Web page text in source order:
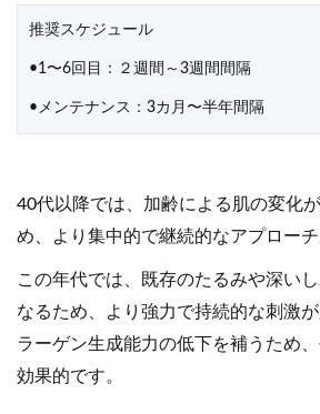
推奨スケジュール
•1〜6回目：２週間～3週間間隔
•メンテナンス：3カ月〜半年間隔
40代以降では、加齢による肌の変化
め、より集中的で継続的なアプローチ
この年代では、既存のたるみや深い
なるため、より強力で持続的な刺激
ラーゲン生成能力の低下を補うため
効果的です。